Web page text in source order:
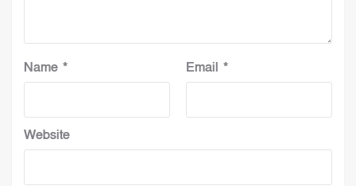
Name * Email *
Website